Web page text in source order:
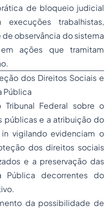
de bloqueio judicial
trabalhistas,
observância do sistema
ações que tramitam
dos Direitos Sociais e
Pública
Federal sobre o
públicas e a atribuição do
in vigilandoevidenciam o
dos direitos sociais
e a preservação das
Pública decorrentes do
da possibilidade de